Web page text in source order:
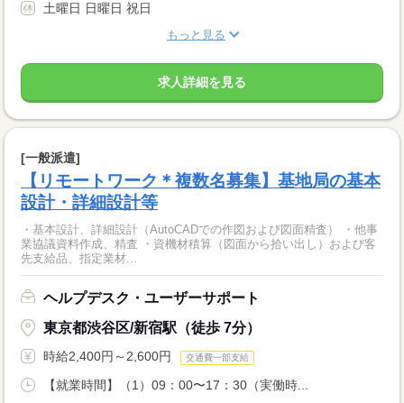
土曜日 日曜日 祝日
もっと見る
求人詳細を見る
[一般派遣]
【リモートワーク＊複数名募集】基地局の基本
設計・詳細設計等
・基本設計、詳細設計（AutoCADでの作図および図面精査） ・他事
業協議資料作成、精査 ・資機材積算（図面から拾い出し）および客
先支給品、指定業材...
ヘルプデスク・ユーザーサポート
東京都渋谷区/新宿駅（徒歩 7分）
時給2,400円～2,600円 交通費一部支給
【就業時間】（1）09：00〜17：30（実働時...